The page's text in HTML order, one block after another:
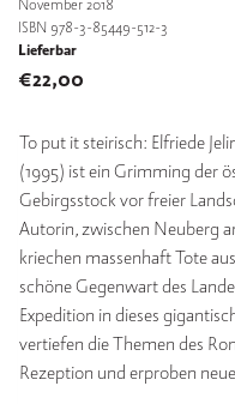
November 2018
ISBN 978-3-85449-512-3
Lieferbar
€22,00
To put it steirisch: Elfriede
(1995) ist ein Grimming der
Gebirgsstock vor freier
Autorin, zwischen Neuberg
kriechen massenhaft Tote
schöne Gegenwart des
Expedition in dieses
vertiefen die Themen des
Rezeption und erproben